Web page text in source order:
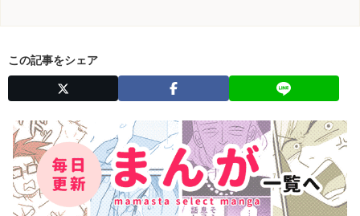
この記事をシェア